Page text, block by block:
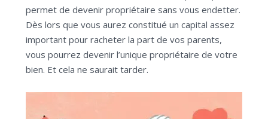
permet de devenir propriétaire sans vous endetter.
Dès lors que vous aurez constitué un capital assez
important pour racheter la part de vos parents,
vous pourrez devenir l’unique propriétaire de votre
bien. Et cela ne saurait tarder.